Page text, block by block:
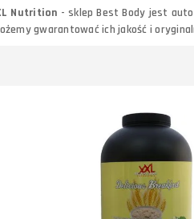
Nutrition - sklep Best Body jest
gwarantować ich jakość i